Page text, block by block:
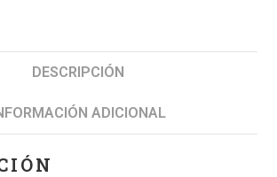
DESCRIPCIÓN
ADICIONAL